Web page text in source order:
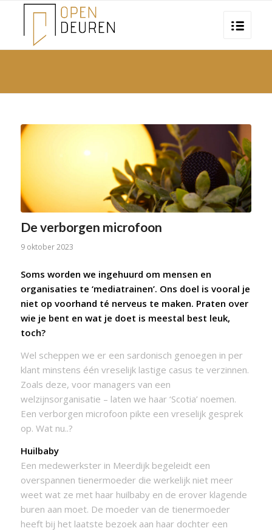
De verborgen microfoon
9 oktober 2023
Soms worden we ingehuurd om mensen en
organisaties te ‘mediatrainen’. Ons doel is vooral je
niet op voorhand té nerveus te maken. Praten over
wie je bent en wat je doet is meestal best leuk,
toch?
Wel scheppen we er een sardonisch genoegen in per
klant minstens één vreselijk lastige casus te verzinnen.
Zoals deze, voor managers van een
welzijnsorganisatie – laten we haar ‘Scotia’ noemen.
Een verborgen microfoon pikte een vreselijk gesprek
op. Wat nu..?
Huilbaby
Een medewerkster in Meerdijk begeleidt een
overspannen tienermoeder die werkelijk niet meer
weet wat ze met haar huilbaby en de erover klagende
buren aan moet. De moeder van de tienermoeder
heeft bij het laatste bezoek aan haar dochter een